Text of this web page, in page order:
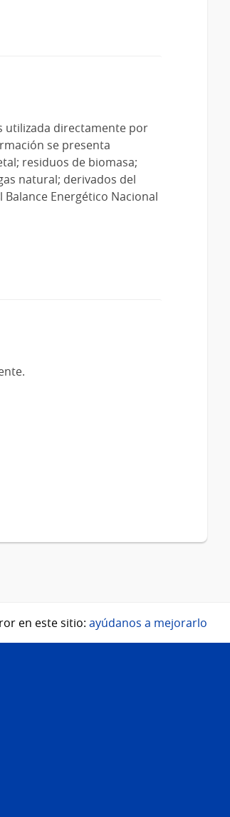
utilizada directamente por
se presenta
residuos de biomasa;
natural; derivados del
Energético Nacional
en este sitio: ayúdanos a mejorarlo